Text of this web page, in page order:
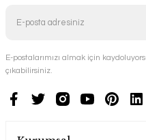
E-postalarımızı almak için
çıkabilirsiniz.